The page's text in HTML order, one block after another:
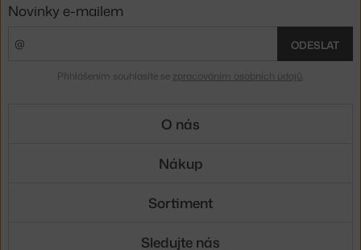
Novinky e-mailem
ODESLAT
Přihlášením souhlasíte se zpracováním osobních údajů
O nás
Nákup
Sortiment
Sledujte nás